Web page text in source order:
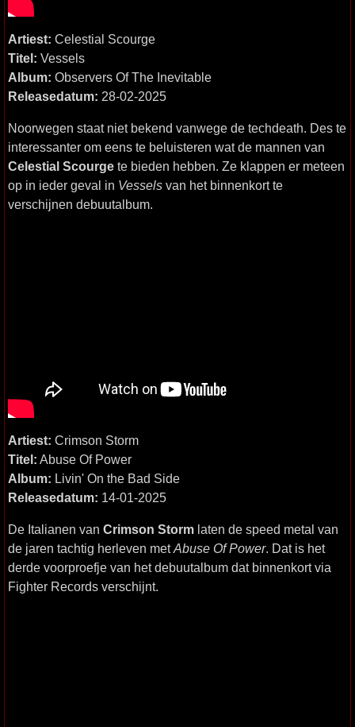
Artiest: Celestial Scourge
Titel: Vessels
Album: Observers Of The Inevitable
Releasedatum: 28-02-2025
Noorwegen staat niet bekend vanwege de techdeath. Des te
interessanter om eens te beluisteren wat de mannen van
Celestial Scourge te bieden hebben. Ze klappen er meteen
op in ieder geval in Vessels van het binnenkort te
verschijnen debuutalbum.
Artiest: Crimson Storm
Titel: Abuse Of Power
Album: Livin' On the Bad Side
Releasedatum: 14-01-2025
De Italianen van Crimson Storm laten de speed metal van
de jaren tachtig herleven metAbuse Of Power. Dat is het
derde voorproefje van het debuutalbum dat binnenkort via
Fighter Records verschijnt.